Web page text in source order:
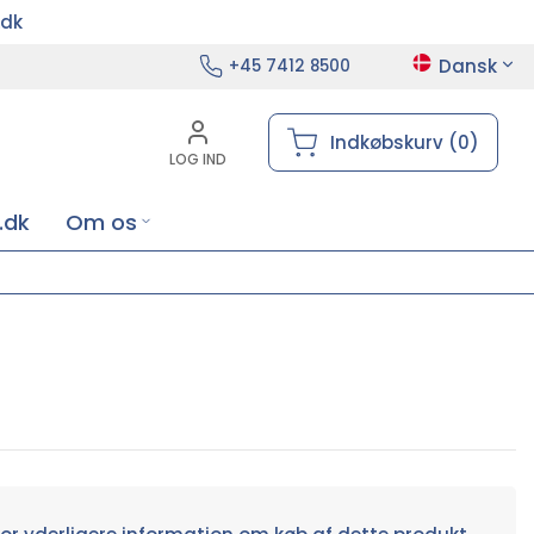
+45 7412 8500 Dansk
LOG IND
Indkøbskurv (0)
Om os